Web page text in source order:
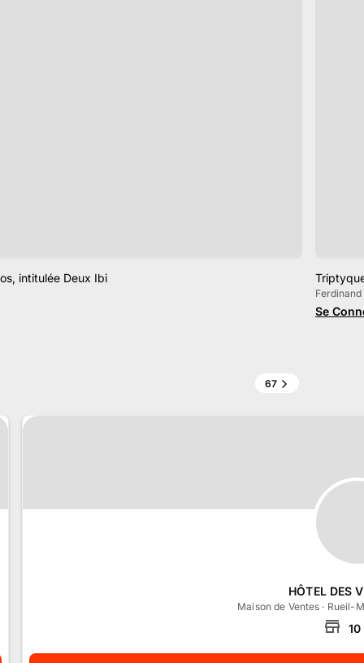
intitulée Deux Ibi
Ferdinand
Se
67
HÔTEL DES
Maison de Ventes · Rueil-
10